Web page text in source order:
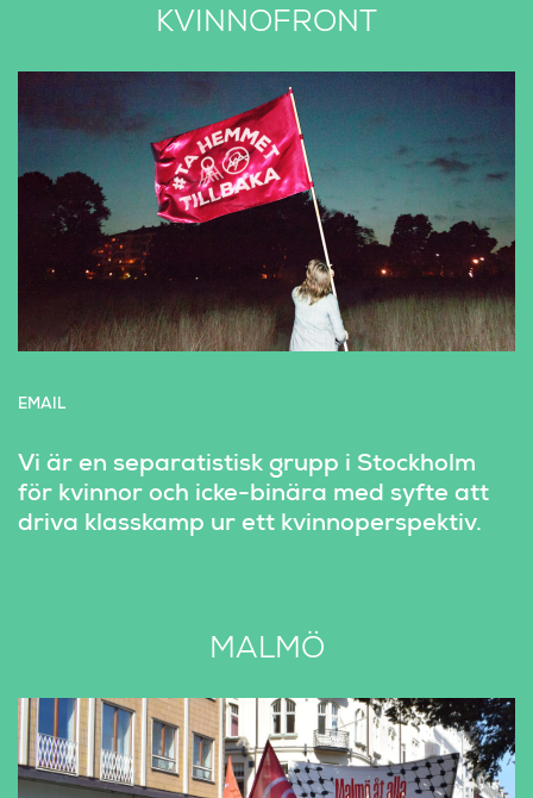
KVINNOFRONT
EMAIL
Vi är en separatistisk grupp i Stockholm
för kvinnor och icke-binära med syfte att
driva klasskamp ur ett kvinnoperspektiv.
MALMÖ